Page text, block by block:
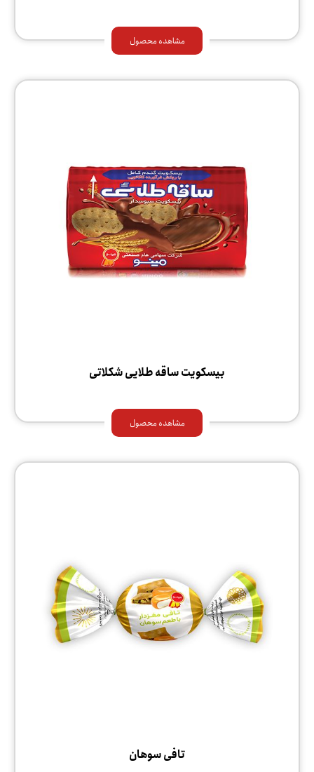
مشاهده محصول
بیسکویت ساقه طلایی شکلاتی
مشاهده محصول
تافی سوهان